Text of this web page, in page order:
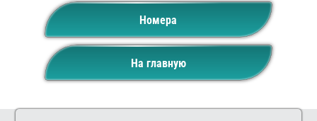
Номера
На главную